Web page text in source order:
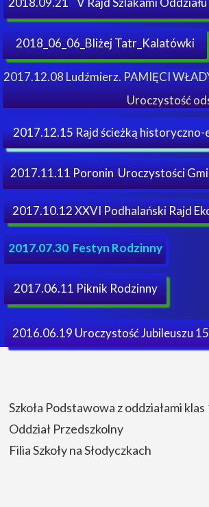
2016.06.19 Uroczystość Jubileuszu
2017.11.11 Poronin Uroczystości
2017.06.11 Piknik Rodzinny
2017.10.12 XXVI Podhalański Rajd
2017.12.08 Ludźmierz. PAMIĘCI
Uroczystość
2018_06_06_Bliżej Tatr_Kalatówki
2017.12.15 Rajd ścieżką historyczno-
2017.07.30 Festyn Rodzinny
Szkoła Podstawowa z oddziałami klas
Oddział Przedszkolny
Filia Szkoły na Słodyczkach